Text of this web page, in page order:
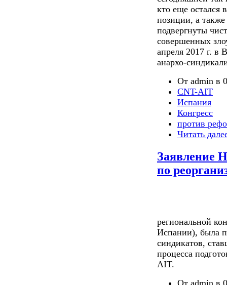
кто еще остался
позиции, а
подвергнуты
совершенных
апреля 2017 г. в
анархо-
От admin в
CNT-AIT
Испания
Конгресс
против
Читать
Заявление
по
региональной
Испании), была
синдикатов,
процесса
AIT.
От admin в